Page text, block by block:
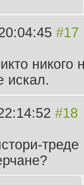
никого
искал.
треде